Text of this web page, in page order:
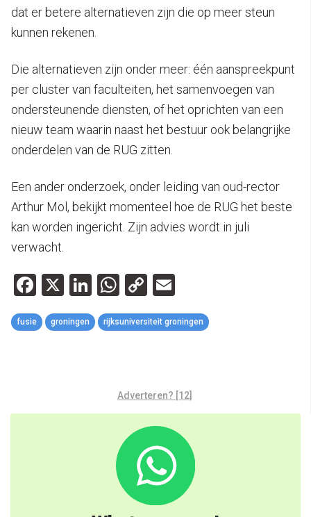
dat er betere alternatieven zijn die op meer steun
kunnen rekenen.
Die alternatieven zijn onder meer: één aanspreekpunt
per cluster van faculteiten, het samenvoegen van
ondersteunende diensten, of het oprichten van een
nieuw team waarin naast het bestuur ook belangrijke
onderdelen van de RUG zitten.
Een ander onderzoek, onder leiding van oud-rector
Arthur Mol, bekijkt momenteel hoe de RUG het beste
kan worden ingericht. Zijn advies wordt in juli
verwacht.
Facebook
X LinkedIn
WhatsApp
Copy
Link
fusie groningen rijksuniversiteit groningen
Adverteren? [12]